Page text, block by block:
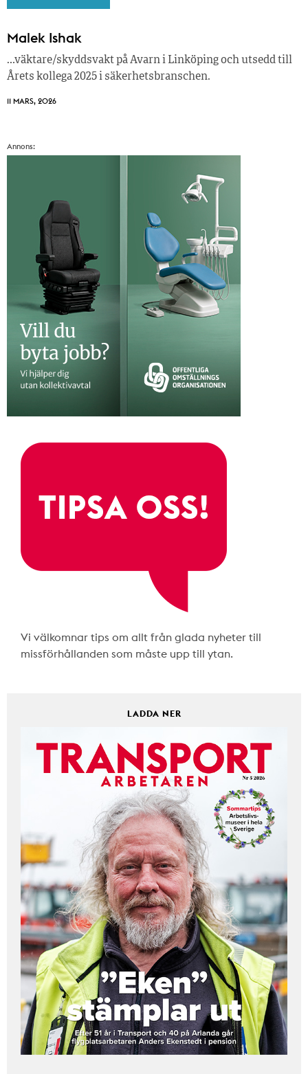
Malek Ishak
…väktare/skyddsvakt på Avarn i Linköping och utsedd till
Årets kollega 2025 i säkerhetsbranschen.
11 MARS, 2026
Annons:
Vi välkomnar tips om allt från glada nyheter till
missförhållanden som måste upp till ytan.
LADDA NER